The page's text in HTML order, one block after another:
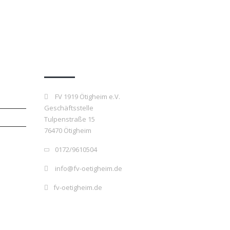
FV 1919 Ötigheim e.V.
Geschäftsstelle
Tulpenstraße 15
76470 Ötigheim
0172/9610504
info@fv-oetigheim.de
fv-oetigheim.de